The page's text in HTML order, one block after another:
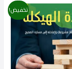
تخفيض! السعر
الأصلي
هو:
500,00 $.
السعر
الحالي
هو:
450,00 $.